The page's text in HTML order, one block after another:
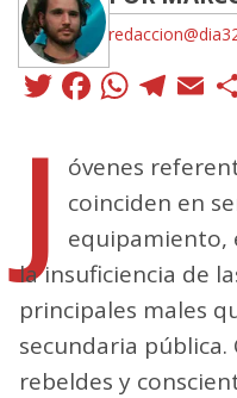
Twitter
J
óvenes
coinciden en
equipamiento,
la insuficiencia de
principales males
secundaria
rebeldes y